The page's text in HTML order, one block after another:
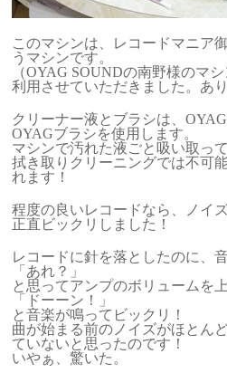
このマシンは、レコードマニア
うマシンです。
（OYAG SOUNDの南野様のマ
利用させていただきました。あ
クリーナー液とブラシは、
OYAGブラシを使用します。
マシンで汚れた液ごと吸い取っ
拭き取りクリーニングでは不可
れます！
程度の良いレコードなら、ノイ
正直ビックリしました！
レコードに針を落としたのに、
「あれ？」
と思ってアンプのボリュームを
「ドーーン！」
と音楽が鳴ってビックリ！
曲が始まる前のノイズがほとん
ていないと思ったのです！
いやぁ、驚いた。